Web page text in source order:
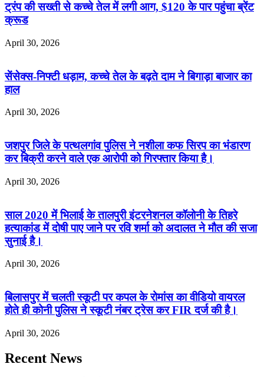
ट्रंप की सख्ती से कच्चे तेल में लगी आग, $120 के पार पहुंचा ब्रेंट
क्रूड
April 30, 2026
सेंसेक्स-निफ्टी धड़ाम, कच्चे तेल के बढ़ते दाम ने बिगाड़ा बाजार का
हाल
April 30, 2026
जशपुर जिले के पत्थलगांव पुलिस ने नशीला कफ सिरप का भंडारण
कर बिक्री करने वाले एक आरोपी को गिरफ्तार किया है।
April 30, 2026
साल 2020 में भिलाई के तालपुरी इंटरनेशनल कॉलोनी के तिहरे
हत्याकांड में दोषी पाए जाने पर रवि शर्मा को अदालत ने मौत की सजा
सुनाई है।
April 30, 2026
बिलासपुर में चलती स्कूटी पर कपल के रोमांस का वीडियो वायरल
होते ही कोनी पुलिस ने स्कूटी नंबर ट्रेस कर FIR दर्ज की है।
April 30, 2026
Recent News